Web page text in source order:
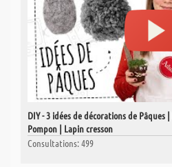
DIY - 3 idées de décorations de
Pompon | Lapin cresson
Consultations: 499